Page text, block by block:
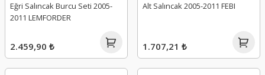
Eğri Salıncak Burcu Seti 2005-
2011 LEMFORDER
2.459,90 ₺
Alt Salıncak 2005-2011 FEBI
1.707,21 ₺